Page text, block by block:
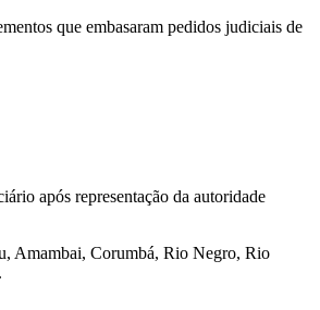
que embasaram pedidos judiciais de
após representação da autoridade
Amambai, Corumbá, Rio Negro, Rio